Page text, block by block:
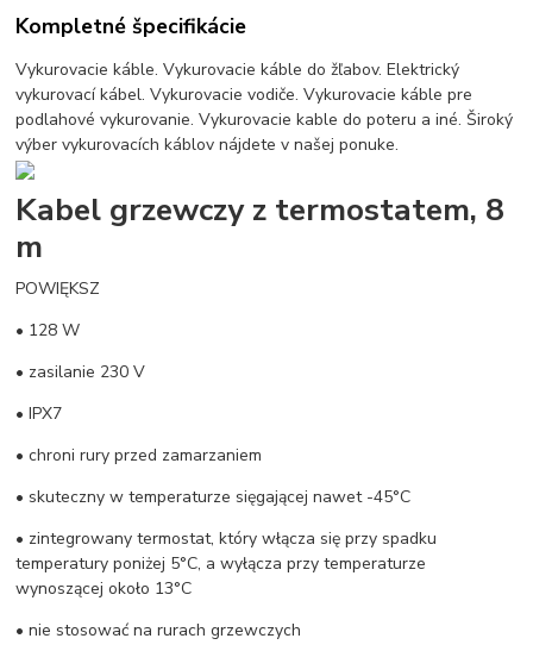
Kompletné špecifikácie
Vykurovacie káble. Vykurovacie káble do žľabov. Elektrický
vykurovací kábel. Vykurovacie vodiče. Vykurovacie káble pre
podlahové vykurovanie. Vykurovacie kable do poteru a iné. Široký
výber vykurovacích káblov nájdete v našej ponuke.
Kabel grzewczy z termostatem, 8
m
POWIĘKSZ
• 128 W
• zasilanie 230 V
• IPX7
• chroni rury przed zamarzaniem
• skuteczny w temperaturze sięgającej nawet -45°C
• zintegrowany termostat, który włącza się przy spadku
temperatury poniżej 5°C, a wyłącza przy temperaturze
wynoszącej około 13°C
• nie stosować na rurach grzewczych